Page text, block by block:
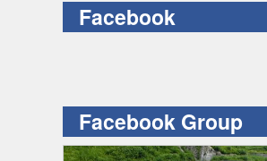
Facebook
Facebook Group